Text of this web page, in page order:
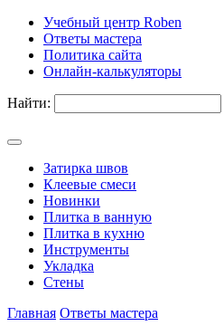
Учебный центр Roben
Ответы мастера
Политика сайта
Онлайн-калькуляторы
Найти:
Затирка швов
Клеевые смеси
Новинки
Плитка в ванную
Плитка в кухню
Инструменты
Укладка
Стены
Главная Ответы мастера